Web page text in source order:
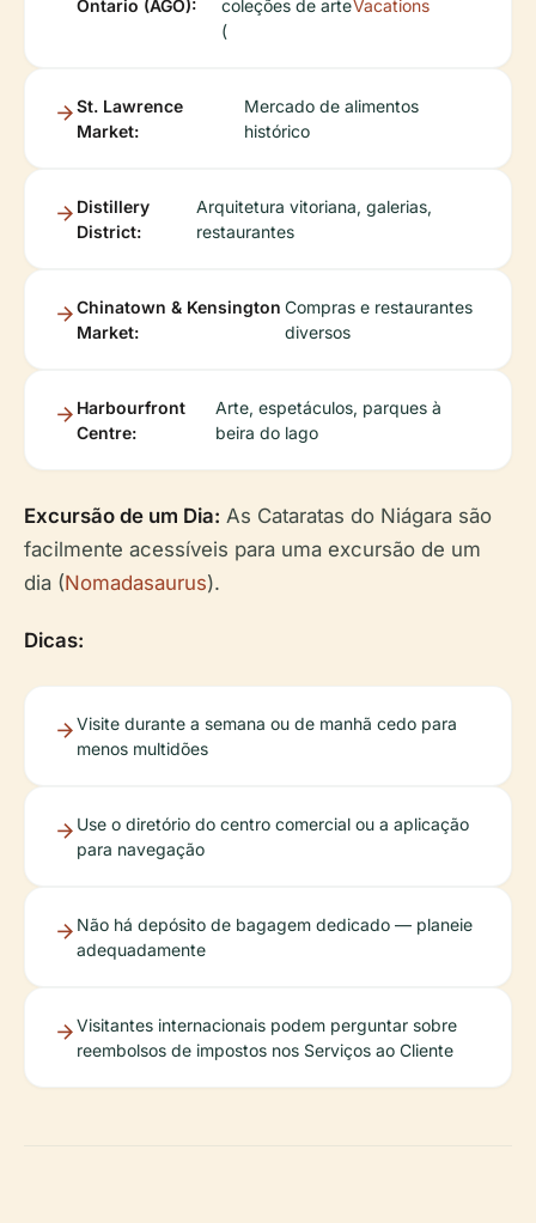
Ontario (AGO):
coleções de arte
(
Vacations
St. Lawrence
Market:
Mercado de alimentos
histórico
Distillery
District:
Arquitetura vitoriana, galerias,
restaurantes
Chinatown & Kensington
Market:
Compras e restaurantes
diversos
Harbourfront
Centre:
Arte, espetáculos, parques à
beira do lago
Excursão de um Dia: As Cataratas do Niágara são
facilmente acessíveis para uma excursão de um
dia (Nomadasaurus).
Dicas:
Visite durante a semana ou de manhã cedo para
menos multidões
Use o diretório do centro comercial ou a aplicação
para navegação
Não há depósito de bagagem dedicado — planeie
adequadamente
Visitantes internacionais podem perguntar sobre
reembolsos de impostos nos Serviços ao Cliente